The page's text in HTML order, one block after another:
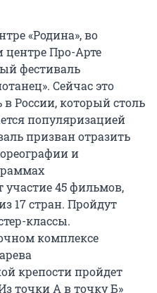
«Родина», во
центре Про-Арте
фестиваль
Сейчас это
России, который столь
популяризацией
призван отразить
и
участие 45 фильмов,
17 стран. Пройдут
классы.
комплексе
крепости пройдет
точки А в точку Б»